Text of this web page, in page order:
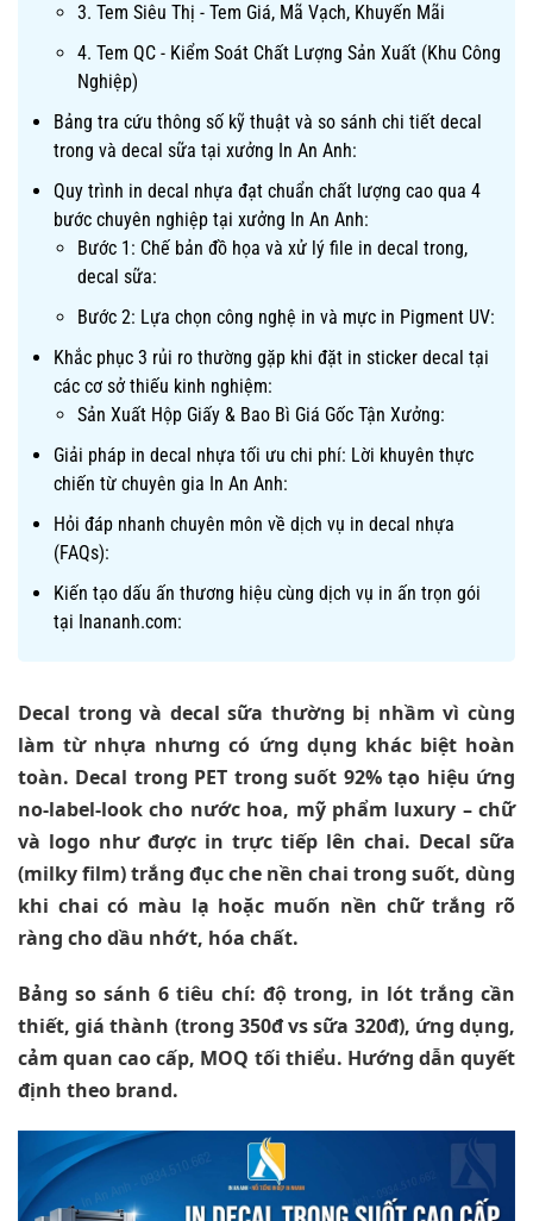
3. Tem Siêu Thị - Tem Giá, Mã Vạch, Khuyến Mãi
4. Tem QC - Kiểm Soát Chất Lượng Sản Xuất (Khu Công
Nghiệp)
Bảng tra cứu thông số kỹ thuật và so sánh chi tiết decal
trong và decal sữa tại xưởng In An Anh:
Quy trình in decal nhựa đạt chuẩn chất lượng cao qua 4
bước chuyên nghiệp tại xưởng In An Anh:
Bước 1: Chế bản đồ họa và xử lý file in decal trong,
decal sữa:
Bước 2: Lựa chọn công nghệ in và mực in Pigment UV:
Khắc phục 3 rủi ro thường gặp khi đặt in sticker decal tại
các cơ sở thiếu kinh nghiệm:
Sản Xuất Hộp Giấy & Bao Bì Giá Gốc Tận Xưởng:
Giải pháp in decal nhựa tối ưu chi phí: Lời khuyên thực
chiến từ chuyên gia In An Anh:
Hỏi đáp nhanh chuyên môn về dịch vụ in decal nhựa
(FAQs):
Kiến tạo dấu ấn thương hiệu cùng dịch vụ in ấn trọn gói
tại Inananh.com:
Decal trong và decal sữa thường bị nhầm vì cùng
làm từ nhựa nhưng có ứng dụng khác biệt hoàn
toàn. Decal trong PET trong suốt 92% tạo hiệu ứng
no-label-look cho nước hoa, mỹ phẩm luxury – chữ
và logo như được in trực tiếp lên chai. Decal sữa
(milky film) trắng đục che nền chai trong suốt, dùng
khi chai có màu lạ hoặc muốn nền chữ trắng rõ
ràng cho dầu nhớt, hóa chất.
Bảng so sánh 6 tiêu chí: độ trong, in lót trắng cần
thiết, giá thành (trong 350đ vs sữa 320đ), ứng dụng,
cảm quan cao cấp, MOQ tối thiểu. Hướng dẫn quyết
định theo brand.